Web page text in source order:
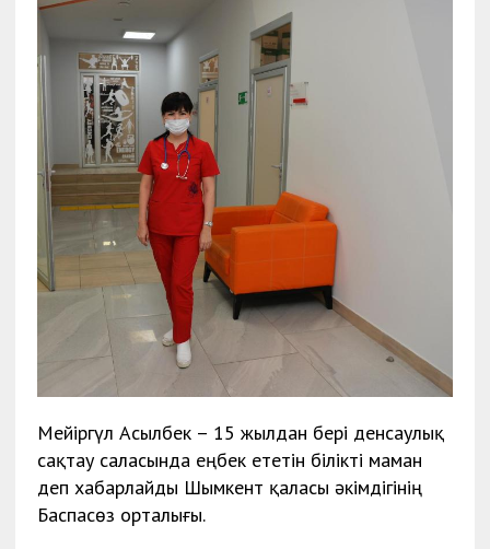
Мейіргүл Асылбек – 15 жылдан бері денсаулық
сақтау саласында еңбек ететін білікті маман
деп хабарлайды Шымкент қаласы әкімдігінің
Баспасөз орталығы.